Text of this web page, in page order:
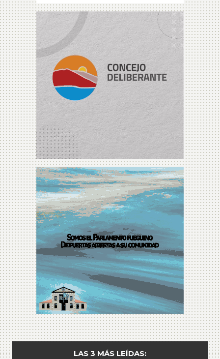
LAS 3 MÁS LEÍDAS: